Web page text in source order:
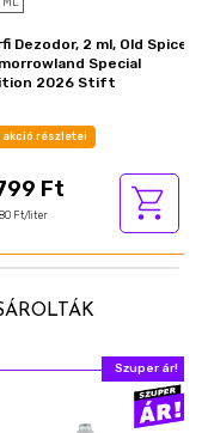
Dezodor, 2 ml, Old Spice
Special
2026 Stift
akció részletei
Ft
Ft/liter
Szuper ár!